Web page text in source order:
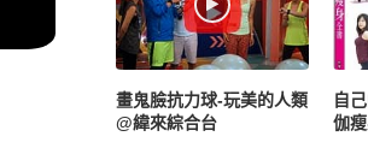
畫鬼臉抗力球-玩美的人類
@緯來綜合台
自
伽